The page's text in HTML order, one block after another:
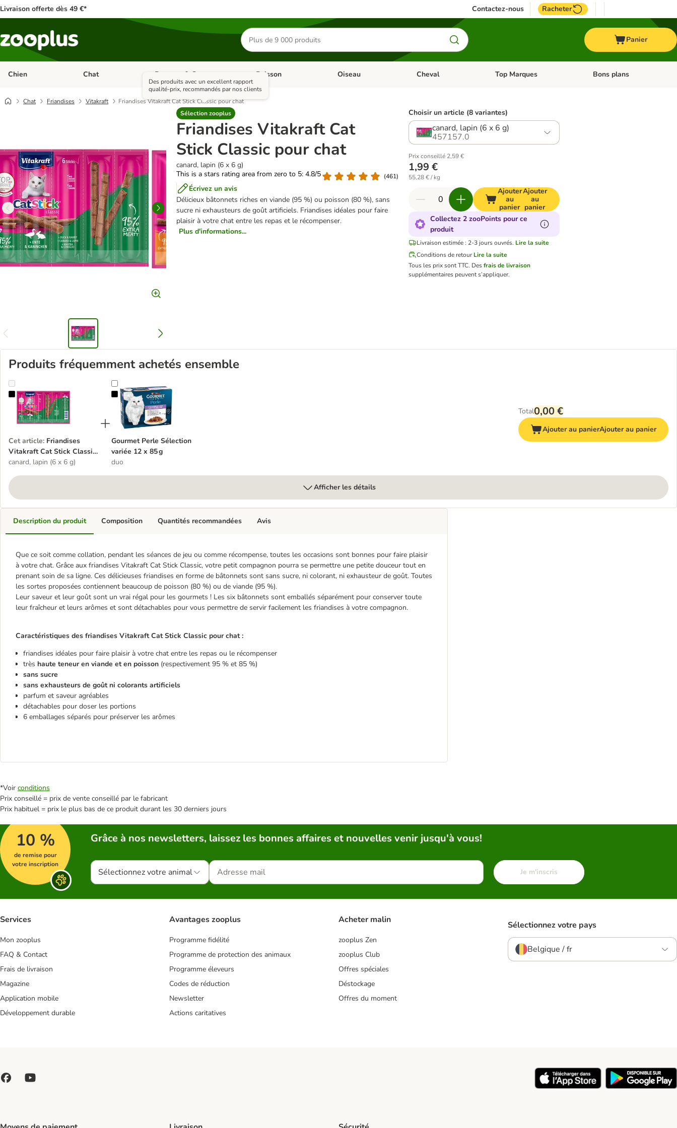
Livraison offerte dès 49 €* Contactez-nous Racheter
Rechercher
des
produits
Panier
Chien Dérouler les catégories: Chien
Chat Dérouler les catégories: Chat
Rongeur & Co Dérouler les catégories: Rongeur & Co
Poisson Dérouler les catégories: Poisson
Oiseau Dérouler les catégories: Oiseau
Cheval Dérouler les catégories: Cheval
Top Marques Dérouler les catégories: Top
Bons plans
Chat Friandises Vitakraft
Friandises Vitakraft Cat Stick Classic pour chat
Sélection zooplus
Des produits avec un excellent rapport
qualité-prix, recommandés par nos clients
Friandises Vitakraft Cat
Stick Classic pour chat
canard, lapin (6 x 6 g)
This is a stars rating area from zero to 5: 4.8/5
(461)
Écrivez un avis
Délicieux bâtonnets riches en viande (95 %) ou poisson (80 %), sans
sucre ni exhausteurs de goût artificiels. Friandises idéales pour faire
plaisir à votre chat entre les repas et le récompenser.
Plus d'informations...
Choisir un article (8 variantes)
canard, lapin (6 x 6 g)
457157.0
Prix conseillé 2,59 €
1,99 €
55,28 € / kg
Ajouter
au
panier
Ajouter
au
panier
Collectez 2 zooPoints pour ce
produit
Livraison estimée : 2-3 jours ouvrés. Lire la suite
Conditions de retour Lire la suite
Tous les prix sont TTC. Desfrais de livraison
supplémentaires peuvent s’appliquer.
Produits fréquemment achetés ensemble
Friandises Vitakraft Cat Stick Classic pour chat
Cet article: Friandises
Vitakraft Cat Stick Classic
pour chat
canard, lapin (6 x 6 g)
Gourmet Perle Sélection variée 12 x 85 g
Gourmet Perle Sélection
variée 12 x 85 g
duo
Total0,00 €
Ajouter au panierAjouter au panier
Afficher les détails
Description du produit
Que ce soit comme collation, pendant les séances de jeu ou comme récompense, toutes les occasions sont bonnes pour faire plaisir
à votre chat. Grâce aux friandises Vitakraft Cat Stick Classic, votre petit compagnon pourra se permettre une petite douceur tout en
prenant soin de sa ligne. Ces délicieuses friandises en forme de bâtonnets sont sans sucre, ni colorant, ni exhausteur de goût. Toutes
les sortes proposées contiennent beaucoup de poisson (80 %) ou de viande (95 %).
Leur saveur et leur goût sont un vrai régal pour les gourmets ! Les six bâtonnets sont emballés séparément pour conserver toute
leur fraîcheur et leurs arômes et sont détachables pour vous permettre de servir facilement les friandises à votre compagnon.
Caractéristiques des friandises Vitakraft Cat Stick Classic pour chat :
friandises idéales pour faire plaisir à votre chat entre les repas ou le récompenser
très haute teneur en viande et en poisson (respectivement 95 % et 85 %)
sans sucre
sans exhausteurs de goût ni colorants artificiels
parfum et saveur agréables
détachables pour doser les portions
6 emballages séparés pour préserver les arômes
Composition Quantités recommandées Avis
*Voir conditions
Prix conseillé = prix de vente conseillé par le fabricant
Prix habituel = prix le plus bas de ce produit durant les 30 derniers jours
10 %
de remise pour
votre inscription
Grâce à nos newsletters, laissez les bonnes affaires et nouvelles venir jusqu'à vous!
Sélectionnez votre animal Je m'inscris
Services
Mon zooplus
FAQ & Contact
Frais de livraison
Magazine
Application mobile
Développement durable
Avantages zooplus
Programme fidélité
Programme de protection des animaux
Programme éleveurs
Codes de réduction
Newsletter
Actions caritatives
Acheter malin
zooplus Zen
zooplus Club
Offres spéciales
Déstockage
Offres du moment
Sélectionnez votre pays
Belgique / fr